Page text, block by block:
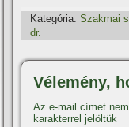
Kategória: Szakmai
dr.
Vélemény,
Az e-mail címet
karakterrel jelöltük